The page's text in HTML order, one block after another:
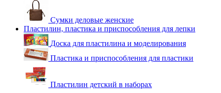
Сумки деловые женские
Пластилин, пластика и приспособления для лепки
Доска для пластилина и моделирования
Пластика и приспособления для пластики
Пластилин детский в наборах